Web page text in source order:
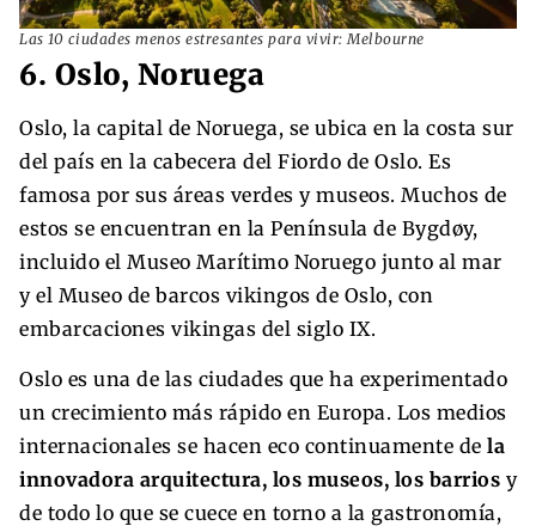
Las 10 ciudades menos estresantes para vivir: Melbourne
6. Oslo, Noruega
Oslo, la capital de Noruega, se ubica en la costa sur
del país en la cabecera del Fiordo de Oslo. Es
famosa por sus áreas verdes y museos. Muchos de
estos se encuentran en la Península de Bygdøy,
incluido el Museo Marítimo Noruego junto al mar
y el Museo de barcos vikingos de Oslo, con
embarcaciones vikingas del siglo IX.
Oslo es una de las ciudades que ha experimentado
un crecimiento más rápido en Europa. Los medios
internacionales se hacen eco continuamente de la
innovadora arquitectura, los museos, los barrios y
de todo lo que se cuece en torno a la gastronomía,